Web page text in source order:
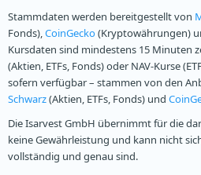
Stammdaten werden bereitgestellt von
Fonds),CoinGecko(Kryptowährungen)
Kursdaten sind mindestens 15 Minuten
(Aktien, ETFs, Fonds) oder NAV-Kurse
sofern verfügbar – stammen von den
Schwarz(Aktien, ETFs, Fonds) und
Die Isarvest GmbH übernimmt für die
keine Gewährleistung und kann nicht
vollständig und genau sind.